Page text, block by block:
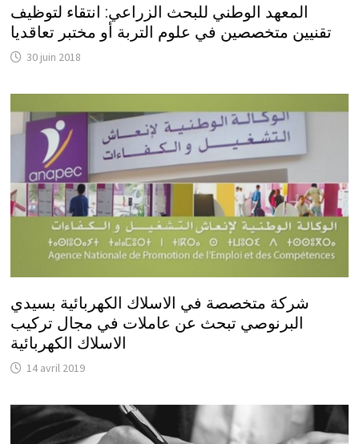
المعهد الوطني للبحث الزراعي: انتقاء لتوظيف
تقنيين متخصصين في علوم التربة أو مختبر تعاقديا
30 juin 2018
شركة متخصصة في الاسلاك الكهربائية بسيدي
البرنوصي تبحث عن عاملات في مجال تركيب
الاسلاك الكهربائية
14 avril 2019